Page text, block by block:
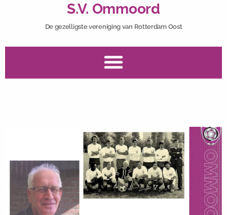
S.V. Ommoord
De gezelligste vereniging van Rotterdam Oost